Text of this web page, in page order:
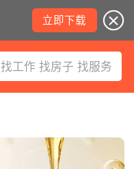
立即下载
找工作 找房子 找服务